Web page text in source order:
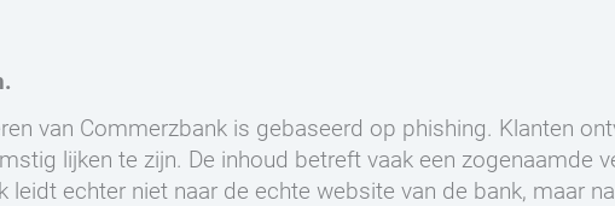
van Commerzbank is gebaseerd op phishing. Klanten
lijken te zijn. De inhoud betreft vaak een zogenaamde
echter niet naar de echte website van de bank, maar